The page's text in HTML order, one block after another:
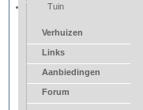
Tuin
Verhuizen
Links
Aanbiedingen
Forum